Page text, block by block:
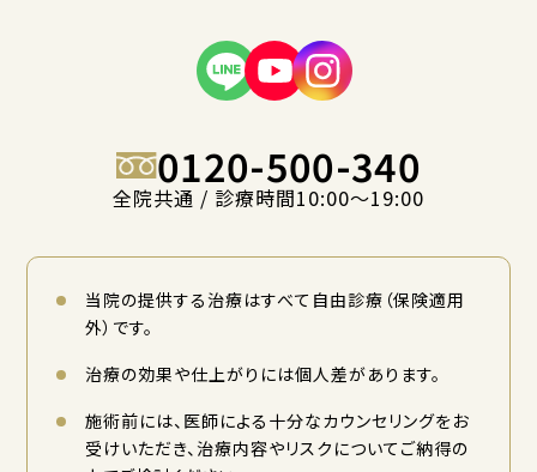
0120-500-340
全院共通 / 診療時間10:00〜19:00
当院の提供する治療はすべて自由診療（保険適用
外）です。
治療の効果や仕上がりには個人差があります。
施術前には、医師による十分なカウンセリングをお
受けいただき、治療内容やリスクについてご納得の